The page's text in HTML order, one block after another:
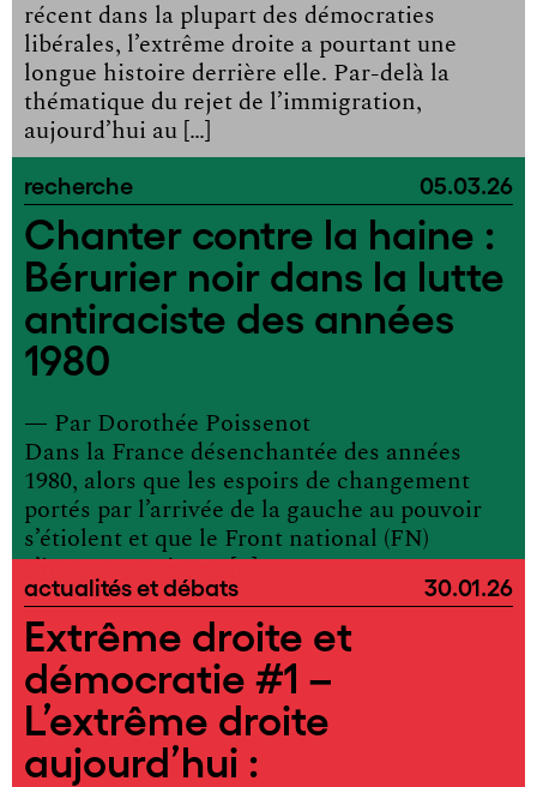
récent dans la plupart des démocraties
libérales, l’extrême droite a pourtant une
longue histoire derrière elle. Par-delà la
thématique du rejet de l’immigration,
aujourd’hui au […]
recherche 05.03.26
Chanter contre la haine :
Bérurier noir dans la lutte
antiraciste des années
1980
— Par Dorothée Poissenot
Dans la France désenchantée des années
1980, alors que les espoirs de changement
portés par l’arrivée de la gauche au pouvoir
s’étiolent et que le Front national (FN)
actualités et débats 30.01.26
Extrême droite et
démocratie #1 –
L’extrême droite
aujourd’hui :